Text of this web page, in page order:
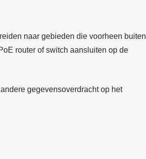
naar gebieden die voorheen buiten
router of switch aansluiten op de
gegevensoverdracht op het